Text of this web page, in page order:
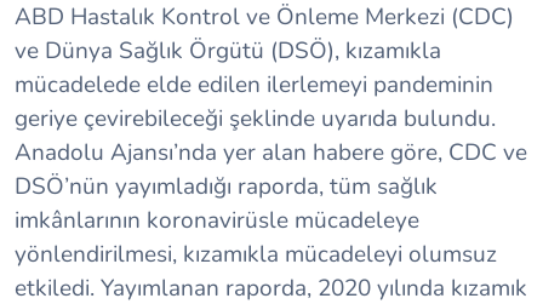
ABD Hastalık Kontrol ve Önleme Merkezi (CDC)
ve Dünya Sağlık Örgütü (DSÖ), kızamıkla
mücadelede elde edilen ilerlemeyi pandeminin
geriye çevirebileceği şeklinde uyarıda bulundu.
Anadolu Ajansı’nda yer alan habere göre, CDC ve
DSÖ’nün yayımladığı raporda, tüm sağlık
imkânlarının koronavirüsle mücadeleye
yönlendirilmesi, kızamıkla mücadeleyi olumsuz
etkiledi. Yayımlanan raporda, 2020 yılında kızamık